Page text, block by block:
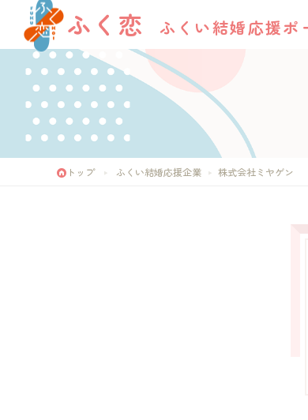
ふく恋 ふくい結婚応援ポ
トップ ふくい結婚応援企業 株式会社ミヤゲン